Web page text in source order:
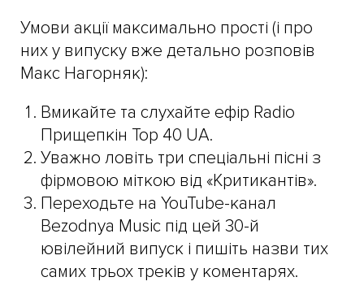
Умови акції максимально прості (і про
них у випуску вже детально розповів
Макс Нагорняк):
Вмикайте та слухайте ефір Radio
Прищепкін Top 40 UA.
Уважно ловіть три спеціальні пісні з
фірмовою міткою від «Критикантів».
Переходьте на YouTube-канал
Bezodnya Music під цей 30-й
ювілейний випуск і пишіть назви тих
самих трьох треків у коментарях.